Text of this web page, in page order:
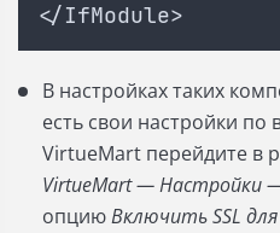
</IfModule>
В настройках таких
есть свои настройки
VirtueMart перейдите в
VirtueMart — Настройки
опциюВключить SSL